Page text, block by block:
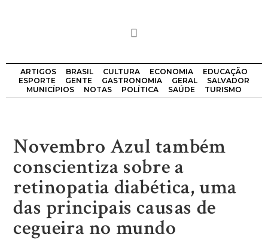
ARTIGOS BRASIL CULTURA ECONOMIA
EDUCAÇÃO
ESPORTE
GENTE GASTRONOMIA GERAL
SALVADOR
MUNICÍPIOS
NOTAS POLÍTICA SAÚDE TURISMO
Novembro Azul também
conscientiza sobre a
retinopatia diabética, uma
das principais causas de
cegueira no mundo